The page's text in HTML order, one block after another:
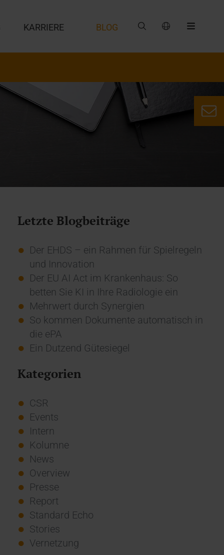
KARRIERE BLOG
Letzte Blogbeiträge
Der EHDS – ein Rahmen für Spielregeln
und Innovation
Der EU AI Act im Krankenhaus: So
betten Sie KI in Ihre Radiologie ein
Mehrwert durch Synergien
So kommen Dokumente automatisch in
die ePA
Ein Dutzend Gütesiegel
Kategorien
CSR
Events
Intern
Kolumne
News
Overview
Presse
Report
Standard Echo
Stories
Vernetzung